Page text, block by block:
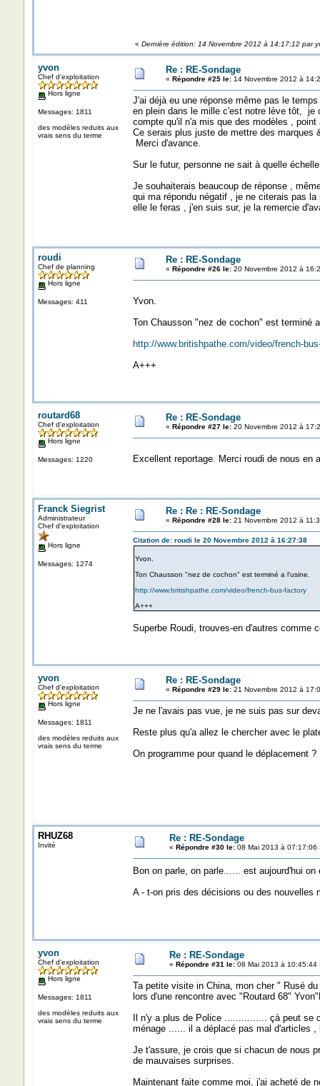
« Dernière édition: 14 Novembre 2012 à 14:17:12 par
yvon
Chef d'exploitation
Hors ligne
Messages: 1811
des modèles reduits aux
vrais sens du terme
Re : RE-Sondage
« Répondre #25 le:14 Novembre 2012 à
J'ai déjà eu une réponse même pas le
en plein dans le mille c'est notre lève tôt,
compte qu'il n'a mis que des modèles , point
Ce serais plus juste de mettre des
Merci d'avance.
Sur le futur, personne ne sait à quelle
Je souhaiterais beaucoup de réponse ,
qui ma répondu négatif , je ne citerais pas
elle le feras , j'en suis sur, je la remercie
roudi
Chef de planning
Hors ligne
Messages: 411
Re : RE-Sondage
« Répondre #26 le:20 Novembre 2012 à
Yvon.
Ton Chausson "nez de cochon" est terminé
http://www.britishpathe.com/video/french-
A+++
routard68
Chef d'exploitation
Hors ligne
Messages: 1220
Re : RE-Sondage
« Répondre #27 le:20 Novembre 2012 à
Excellent reportage. Merci roudi de nous en
Franck Siegrist
Administrateur
Chef d'exploitation
Hors ligne
Messages: 1274
Re : Re : RE-Sondage
« Répondre #28 le:21 Novembre 2012 à
Citation de: roudi le 20 Novembre 2012 à 16:27:38
Yvon.
Ton Chausson "nez de cochon" est terminé a l'usine.
http://www.britishpathe.com/video/french-bus-factory
A+++
Superbe Roudi, trouves-en d'autres comme
yvon
Chef d'exploitation
Hors ligne
Messages: 1811
des modèles reduits aux
vrais sens du terme
Re : RE-Sondage
« Répondre #29 le:21 Novembre 2012 à
Je ne l'avais pas vue, je ne suis pas sur
Reste plus qu'a allez le chercher avec le
On programme pour quand le déplacement
RHUZ68
Invité
Re : RE-Sondage
« Répondre #30 le:08 Mai 2013 à 07:17:06
Bon on parle, on parle...... est aujourd'hui
A - t-on pris des décisions ou des nouvelles
yvon
Chef d'exploitation
Hors ligne
Messages: 1811
des modèles reduits aux
vrais sens du terme
Re : RE-Sondage
« Répondre #31 le:08 Mai 2013 à 10:45:44
Ta petite visite in China, mon cher " Rusé
lors d'une rencontre avec "Routard 68"
Il n'y a plus de Police ............... çà peut
ménage ...... il a déplacé pas mal d'articles
Je t'assure, je crois que si chacun de nous
de mauvaises surprises.
Maintenant faite comme moi, j'ai acheté de